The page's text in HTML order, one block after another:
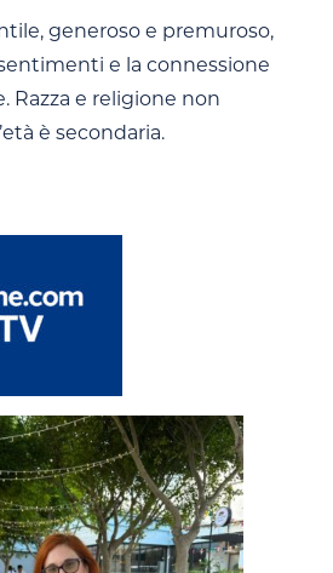
generoso e premuroso,
e la connessione
Razza e religione non
è secondaria.